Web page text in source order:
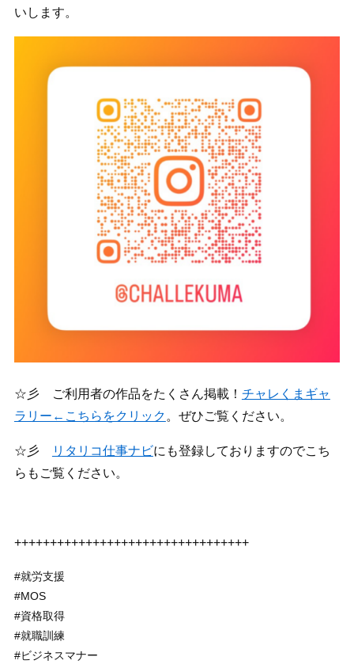
いします。
☆彡 ご利用者の作品をたくさん掲載！ チャレくまギャ
ラリー←こちらをクリック 。ぜひご覧ください。
☆彡 リタリコ仕事ナビにも登録しておりますのでこち
らもご覧ください。
+++++++++++++++++++++++++++++++++
#就労支援
#MOS
#資格取得
#就職訓練
#ビジネスマナー